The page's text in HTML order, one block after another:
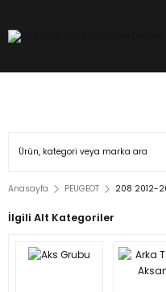
Anasayfa PEUGEOT 208 2012-
İlgili Alt Kategoriler